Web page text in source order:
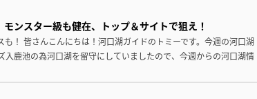
モンスター級も健在、トップ＆サイトで狙え！
！ 皆さんこんにちは！河口湖ガイドのトミーです。今週の河口湖
入鹿池の為河口湖を留守にしていましたので、今週からの河口湖情